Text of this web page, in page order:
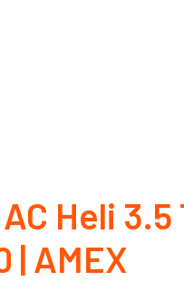
Heli 3.5
| AMEX